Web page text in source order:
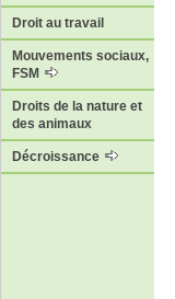
Droit au travail
Mouvements sociaux,
FSM
Droits de la nature et
des animaux
Décroissance